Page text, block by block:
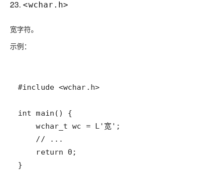
23.<wchar.h>
宽字符。
示例：
#include <wchar.h>